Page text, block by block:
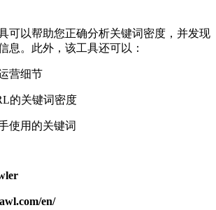
可以帮助您正确分析关键词密度，并发现
息。此外，该工具还可以：
营细节
的关键词密度
使用的关键词
en/